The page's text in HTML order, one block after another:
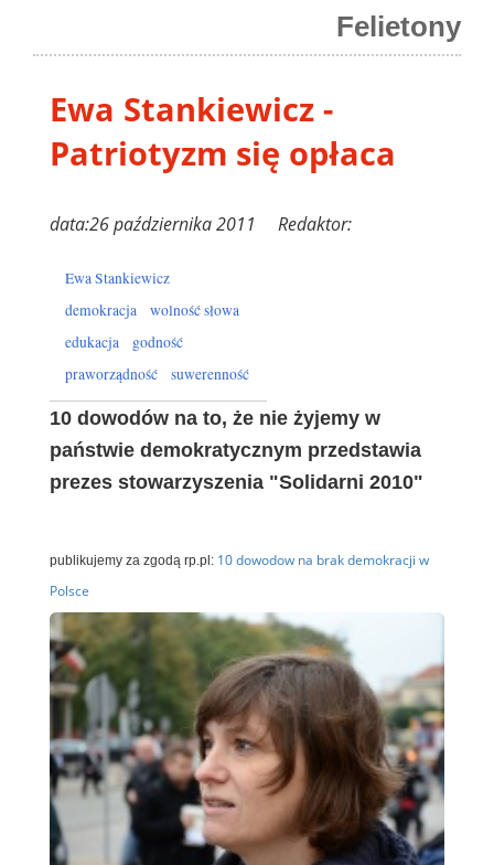
Felietony
Ewa Stankiewicz -
Patriotyzm się opłaca
data:26 października 2011 Redaktor:
Ewa Stankiewicz
demokracja
wolność słowa
edukacja
godność
praworządność
suwerenność
10 dowodów na to, że nie żyjemy w
państwie demokratycznym przedstawia
prezes stowarzyszenia "Solidarni 2010"
publikujemy za zgodą rp.pl: 10 dowodow na brak demokracji w
Polsce